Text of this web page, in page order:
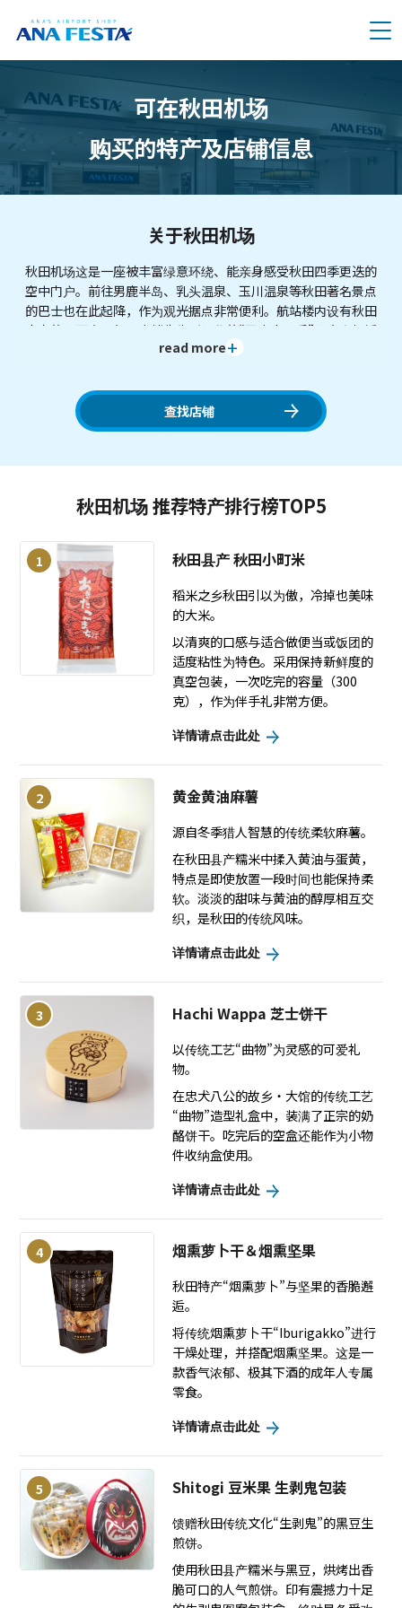
メニュー
可在秋田机场
购买的特产及店铺信息
关于秋田机场
秋田机场这是一座被丰富绿意环绕、能亲身感受秋田四季更迭的
空中门户。前往男鹿半岛、乳头温泉、玉川温泉等秋田著名景点
的巴士也在此起降，作为观光据点非常便利。航站楼内设有秋田
出身的漫画家・矢口高雄先生所创作的“天才小钓手”巨大陶板浮
雕，令来访者无不感到震撼。观景台还有以秋田犬为主题的拍照
场。
read more
查找店铺
秋田机场 推荐特产排行榜TOP5
1 秋田县产 秋田小町米
稻米之乡秋田引以为傲，冷掉也美味
的大米。
以清爽的口感与适合做便当或饭团的
适度粘性为特色。采用保持新鲜度的
真空包装，一次吃完的容量（300
克），作为伴手礼非常方便。
详情请点击此处
2 黄金黄油麻薯
源自冬季猎人智慧的传统柔软麻薯。
在秋田县产糯米中揉入黄油与蛋黄，
特点是即使放置一段时间也能保持柔
软。淡淡的甜味与黄油的醇厚相互交
织，是秋田的传统风味。
详情请点击此处
3 Hachi Wappa 芝士饼干
以传统工艺“曲物”为灵感的可爱礼
物。
在忠犬八公的故乡・大馆的传统工艺
“曲物”造型礼盒中，装满了正宗的奶
酪饼干。吃完后的空盒还能作为小物
件收纳盒使用。
详情请点击此处
4 烟熏萝卜干＆烟熏坚果
秋田特产“烟熏萝卜”与坚果的香脆邂
逅。
将传统烟熏萝卜干“Iburigakko”进行
干燥处理，并搭配烟熏坚果。这是一
款香气浓郁、极其下酒的成年人专属
零食。
详情请点击此处
5 Shitogi 豆米果 生剥鬼包装
馈赠秋田传统文化“生剥鬼”的黑豆生
煎饼。
使用秋田县产糯米与黑豆，烘烤出香
脆可口的人气煎饼。印有震撼力十足